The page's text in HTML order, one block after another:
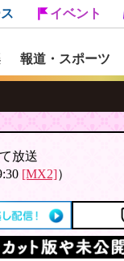
報道・スポーツ
イベント
放送
[MX2]）